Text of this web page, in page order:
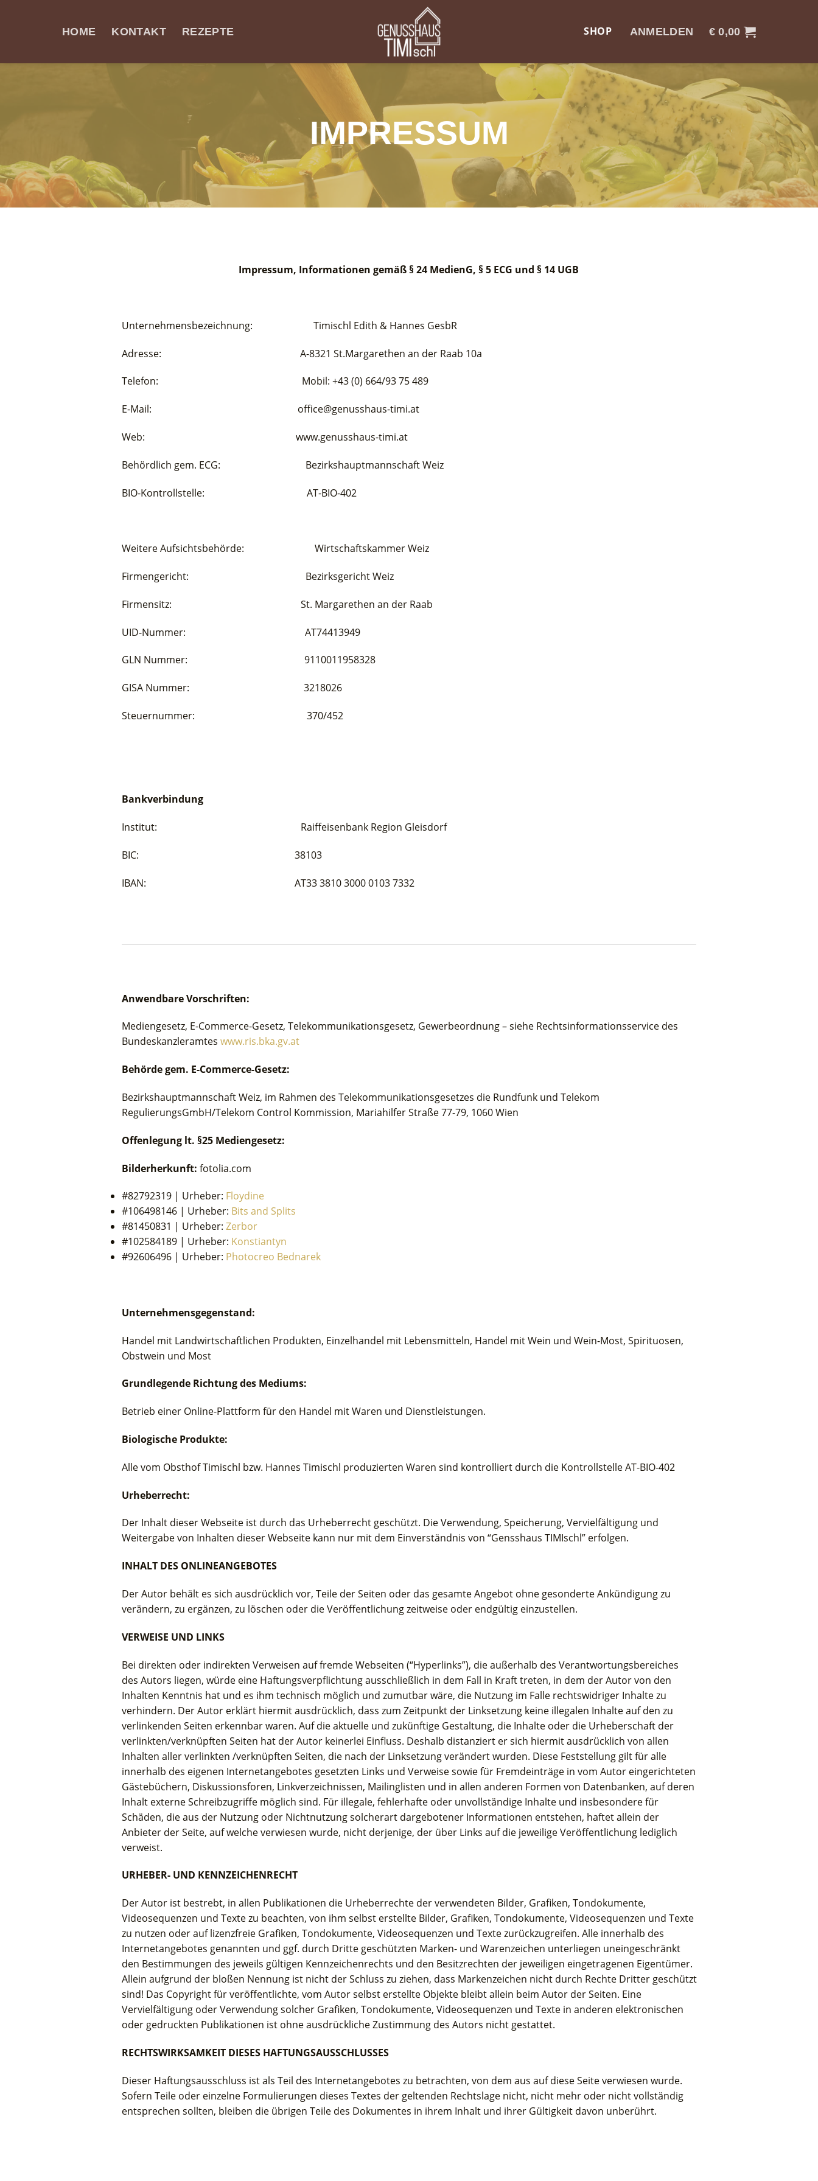
HOME KONTAKT REZEPTE SHOP ANMELDEN € 0,00
IMPRESSUM
Impressum, Informationen gemäß § 24 MedienG, § 5 ECG und § 14 UGB
Unternehmensbezeichnung: Timischl Edith & Hannes GesbR
Adresse: A-8321 St.Margarethen an der Raab 10a
Telefon: Mobil: +43 (0) 664/93 75 489
E-Mail: office@genusshaus-timi.at
Web: www.genusshaus-timi.at
Behördlich gem. ECG: Bezirkshauptmannschaft Weiz
BIO-Kontrollstelle: AT-BIO-402
Weitere Aufsichtsbehörde: Wirtschaftskammer Weiz
Firmengericht: Bezirksgericht Weiz
Firmensitz: St. Margarethen an der Raab
UID-Nummer: AT74413949
GLN Nummer: 9110011958328
GISA Nummer: 3218026
Steuernummer: 370/452
Bankverbindung
Institut: Raiffeisenbank Region Gleisdorf
BIC: 38103
IBAN: AT33 3810 3000 0103 7332
Anwendbare Vorschriften:
Mediengesetz, E-Commerce-Gesetz, Telekommunikationsgesetz, Gewerbeordnung – siehe Rechtsinformationsservice des
Bundeskanzleramtes www.ris.bka.gv.at
Behörde gem. E-Commerce-Gesetz:
Bezirkshauptmannschaft Weiz, im Rahmen des Telekommunikationsgesetzes die Rundfunk und Telekom
RegulierungsGmbH/Telekom Control Kommission, Mariahilfer Straße 77-79, 1060 Wien
Offenlegung lt. §25 Mediengesetz:
Bilderherkunft: fotolia.com
#82792319 | Urheber: Floydine
#106498146 | Urheber: Bits and Splits
#81450831 | Urheber: Zerbor
#102584189 | Urheber: Konstiantyn
#92606496 | Urheber: Photocreo Bednarek
Unternehmensgegenstand:
Handel mit Landwirtschaftlichen Produkten, Einzelhandel mit Lebensmitteln, Handel mit Wein und Wein-Most, Spirituosen,
Obstwein und Most
Grundlegende Richtung des Mediums:
Betrieb einer Online-Plattform für den Handel mit Waren und Dienstleistungen.
Biologische Produkte:
Alle vom Obsthof Timischl bzw. Hannes Timischl produzierten Waren sind kontrolliert durch die Kontrollstelle AT-BIO-402
Urheberrecht:
Der Inhalt dieser Webseite ist durch das Urheberrecht geschützt. Die Verwendung, Speicherung, Vervielfältigung und
Weitergabe von Inhalten dieser Webseite kann nur mit dem Einverständnis von “Gensshaus TIMIschl” erfolgen.
INHALT DES ONLINEANGEBOTES
Der Autor behält es sich ausdrücklich vor, Teile der Seiten oder das gesamte Angebot ohne gesonderte Ankündigung zu
verändern, zu ergänzen, zu löschen oder die Veröffentlichung zeitweise oder endgültig einzustellen.
VERWEISE UND LINKS
Bei direkten oder indirekten Verweisen auf fremde Webseiten (“Hyperlinks”), die außerhalb des Verantwortungsbereiches
des Autors liegen, würde eine Haftungsverpflichtung ausschließlich in dem Fall in Kraft treten, in dem der Autor von den
Inhalten Kenntnis hat und es ihm technisch möglich und zumutbar wäre, die Nutzung im Falle rechtswidriger Inhalte zu
verhindern. Der Autor erklärt hiermit ausdrücklich, dass zum Zeitpunkt der Linksetzung keine illegalen Inhalte auf den zu
verlinkenden Seiten erkennbar waren. Auf die aktuelle und zukünftige Gestaltung, die Inhalte oder die Urheberschaft der
verlinkten/verknüpften Seiten hat der Autor keinerlei Einfluss. Deshalb distanziert er sich hiermit ausdrücklich von allen
Inhalten aller verlinkten /verknüpften Seiten, die nach der Linksetzung verändert wurden. Diese Feststellung gilt für alle
innerhalb des eigenen Internetangebotes gesetzten Links und Verweise sowie für Fremdeinträge in vom Autor eingerichteten
Gästebüchern, Diskussionsforen, Linkverzeichnissen, Mailinglisten und in allen anderen Formen von Datenbanken, auf deren
Inhalt externe Schreibzugriffe möglich sind. Für illegale, fehlerhafte oder unvollständige Inhalte und insbesondere für
Schäden, die aus der Nutzung oder Nichtnutzung solcherart dargebotener Informationen entstehen, haftet allein der
Anbieter der Seite, auf welche verwiesen wurde, nicht derjenige, der über Links auf die jeweilige Veröffentlichung lediglich
verweist.
URHEBER- UND KENNZEICHENRECHT
Der Autor ist bestrebt, in allen Publikationen die Urheberrechte der verwendeten Bilder, Grafiken, Tondokumente,
Videosequenzen und Texte zu beachten, von ihm selbst erstellte Bilder, Grafiken, Tondokumente, Videosequenzen und Texte
zu nutzen oder auf lizenzfreie Grafiken, Tondokumente, Videosequenzen und Texte zurückzugreifen. Alle innerhalb des
Internetangebotes genannten und ggf. durch Dritte geschützten Marken- und Warenzeichen unterliegen uneingeschränkt
den Bestimmungen des jeweils gültigen Kennzeichenrechts und den Besitzrechten der jeweiligen eingetragenen Eigentümer.
Allein aufgrund der bloßen Nennung ist nicht der Schluss zu ziehen, dass Markenzeichen nicht durch Rechte Dritter geschützt
sind! Das Copyright für veröffentlichte, vom Autor selbst erstellte Objekte bleibt allein beim Autor der Seiten. Eine
Vervielfältigung oder Verwendung solcher Grafiken, Tondokumente, Videosequenzen und Texte in anderen elektronischen
oder gedruckten Publikationen ist ohne ausdrückliche Zustimmung des Autors nicht gestattet.
RECHTSWIRKSAMKEIT DIESES HAFTUNGSAUSSCHLUSSES
Dieser Haftungsausschluss ist als Teil des Internetangebotes zu betrachten, von dem aus auf diese Seite verwiesen wurde.
Sofern Teile oder einzelne Formulierungen dieses Textes der geltenden Rechtslage nicht, nicht mehr oder nicht vollständig
entsprechen sollten, bleiben die übrigen Teile des Dokumentes in ihrem Inhalt und ihrer Gültigkeit davon unberührt.